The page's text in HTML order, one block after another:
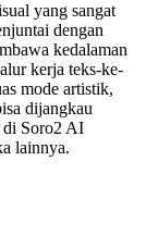
yang sangat
dengan
kedalaman
kerja teks-ke-
mode artistik,
dijangkau
di Soro2 AI
lainnya.